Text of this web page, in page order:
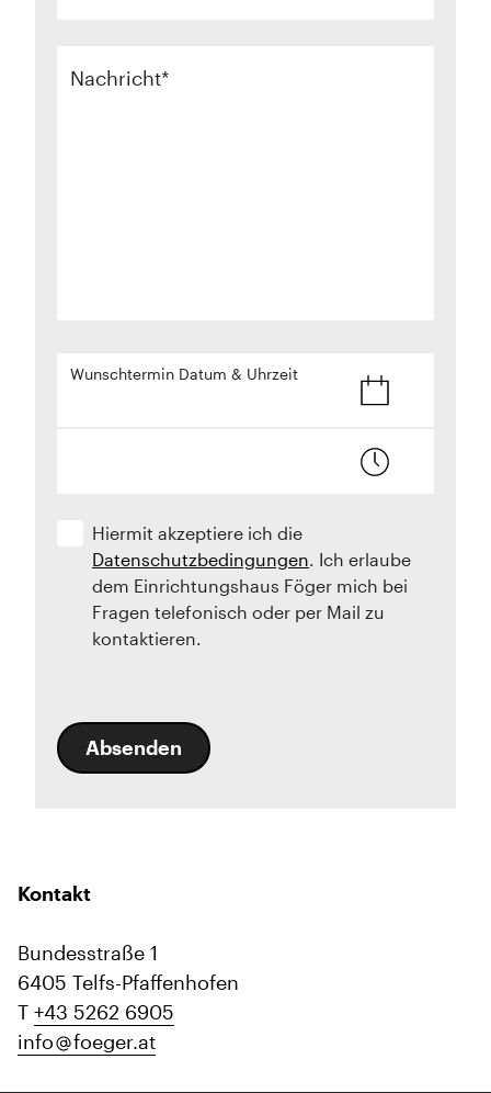
Nachricht
Wunschtermin Datum & Uhrzeit
Hiermit akzeptiere ich die
Datenschutzbedingungen. Ich erlaube
dem Einrichtungshaus Föger mich bei
Fragen telefonisch oder per Mail zu
kontaktieren.
Absenden
Kontakt
Bundesstraße 1
6405 Telfs-Pfaffenhofen
T +43 5262 6905
info
foeger.at